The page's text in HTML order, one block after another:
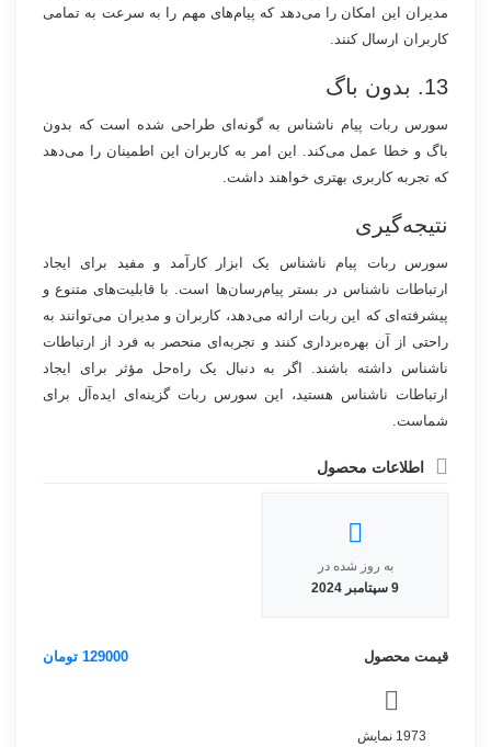
مدیران این امکان را می‌دهد که پیام‌های مهم را به سرعت به تمامی
کاربران ارسال کنند.
13. بدون باگ
سورس ربات پیام ناشناس به گونه‌ای طراحی شده است که بدون
باگ و خطا عمل می‌کند. این امر به کاربران این اطمینان را می‌دهد
که تجربه کاربری بهتری خواهند داشت.
نتیجه‌گیری
سورس ربات پیام ناشناس یک ابزار کارآمد و مفید برای ایجاد
ارتباطات ناشناس در بستر پیام‌رسان‌ها است. با قابلیت‌های متنوع و
پیشرفته‌ای که این ربات ارائه می‌دهد، کاربران و مدیران می‌توانند به
راحتی از آن بهره‌برداری کنند و تجربه‌ای منحصر به فرد از ارتباطات
ناشناس داشته باشند. اگر به دنبال یک راه‌حل مؤثر برای ایجاد
ارتباطات ناشناس هستید، این سورس ربات گزینه‌ای ایده‌آل برای
شماست.
اطلاعات محصول
به روز شده در
9 سپتامبر 2024
قیمت محصول 129000 تومان
1973 نمایش